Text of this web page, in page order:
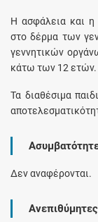
Η ασφάλεια και η
στο δέρμα των
γεννητικών
κάτω των 12 ετών.
Τα διαθέσιμα
Δεν αναφέρονται.